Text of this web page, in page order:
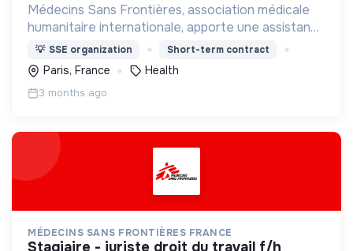
Médecins Sans Frontières, association médicale
humanitaire internationale, apporte une assistance
médicale à des populations dont la vie est
menacée.
💡 SSE organization Short-term contract
Paris, France Health
3 months ago
MÉDECINS SANS FRONTIÈRES FRANCE
stagiaire - juriste droit du travail f/h